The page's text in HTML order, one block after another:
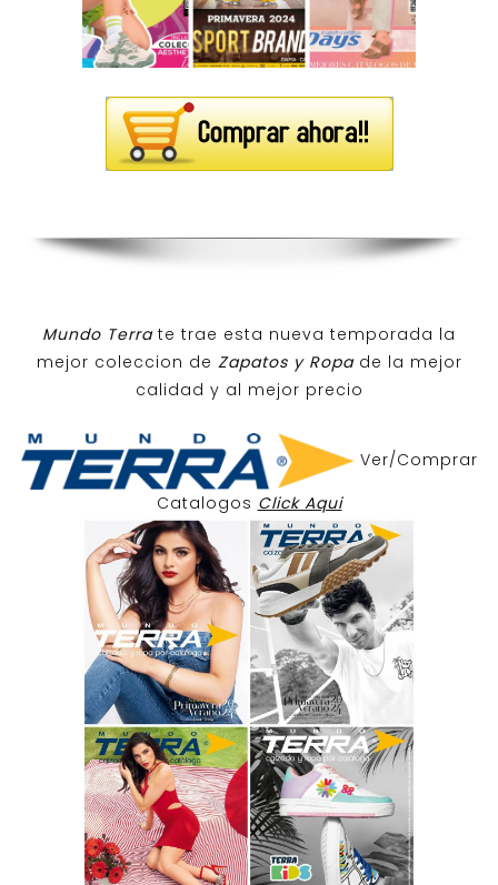
Mundo Terra te trae esta nueva temporada la
mejor coleccion de Zapatos y Ropa de la mejor
calidad y al mejor precio
Ver/Comprar
Catalogos Click Aqui